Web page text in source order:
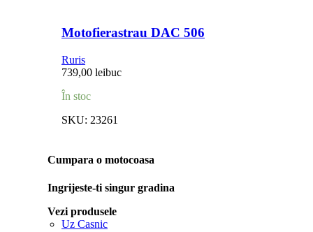
Motofierastrau DAC 506
Ruris
739,00 leibuc
În stoc
SKU: 23261
Cumpara o motocoasa
Ingrijeste-ti singur gradina
Vezi produsele
Uz Casnic